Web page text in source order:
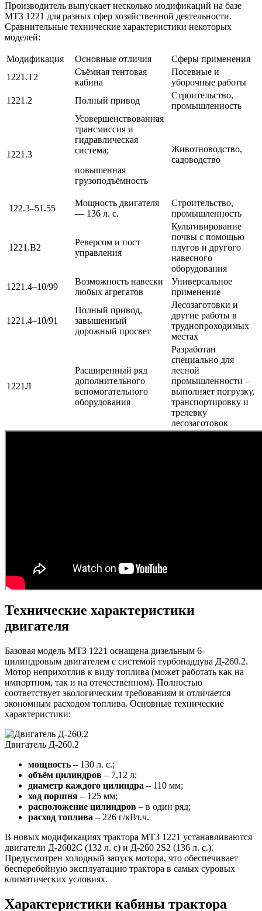
Производитель выпускает несколько модификаций на базе
МТЗ 1221 для разных сфер хозяйственной деятельности.
Сравнительные технические характеристики некоторых
моделей:
Модификация Основные отличия
Сферы применения
1221.Т2
Съёмная тентовая
кабина
Посевные и
уборочные работы
1221.2
Полный привод
Строительство,
промышленность
1221.3
Усовершенствованная
трансмиссия и
гидравлическая
система;
повышенная
грузоподъёмность
Животноводство,
садоводство
122.3–51.55
Мощность двигателя
— 136 л. с.
Строительство,
промышленность
1221.В2
Реверсом и пост
управления
Культивирование
почвы с помощью
плугов и другого
навесного
оборудования
1221.4–10/99
Возможность навески
любых агрегатов
Универсальное
применение
1221.4–10/91
Полный привод,
завышенный
дорожный просвет
Лесозаготовки и
другие работы в
труднопроходимых
местах
1221Л
Расширенный ряд
дополнительного
вспомогательного
оборудования
Разработан
специально для
лесной
промышленности –
выполняет погрузку,
транспортировку и
трелевку
лесозаготовок
Технические характеристики
двигателя
Базовая модель МТЗ 1221 оснащена дизельным 6-
цилиндровым двигателем с системой турбонаддува Д-260.2.
Мотор неприхотлив к виду топлива (может работать как на
импортном, так и на отечественном). Полностью
соответствует экологическим требованиям и отличается
экономным расходом топлива. Основные технические
характеристики:
Двигатель Д-260.2
мощность – 130 л. с.;
объём цилиндров – 7,12 л;
диаметр каждого цилиндра – 110 мм;
ход поршня – 125 мм;
расположение цилиндров – в один ряд;
расход топлива – 226 г/кВт.ч.
В новых модификациях трактора МТЗ 1221 устанавливаются
двигатели Д-2602С (132 л. с) и Д-260 2S2 (136 л. с.).
Предусмотрен холодный запуск мотора, что обеспечивает
бесперебойную эксплуатацию трактора в самых суровых
климатических условиях.
Характеристики кабины трактора